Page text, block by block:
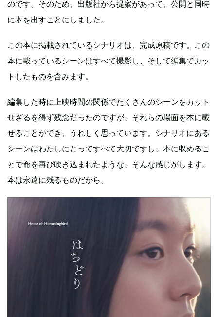
のです。そのため、出版社から提案があって、公開と同時
に本を出すことにしました。
この本に掲載されているシナリオは、完成原稿です。この
本に載っているシーンはすべて撮影し、そして編集でカッ
トしたものを含みます。
編集した時に上映時間の関係でたくさんのシーンをカット
せざるを得ず残念だったのですが、それらの場面を本に載
せることができ、うれしく思っています。シナリオにある
シーンはわたしにとってすべて大切ですし、本に収めるこ
とで命を再び吹き込まれたような、そんな感じがします。
本は永遠に残るものだから。